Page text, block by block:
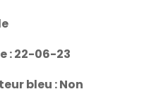
: 22-06-23
bleu : Non